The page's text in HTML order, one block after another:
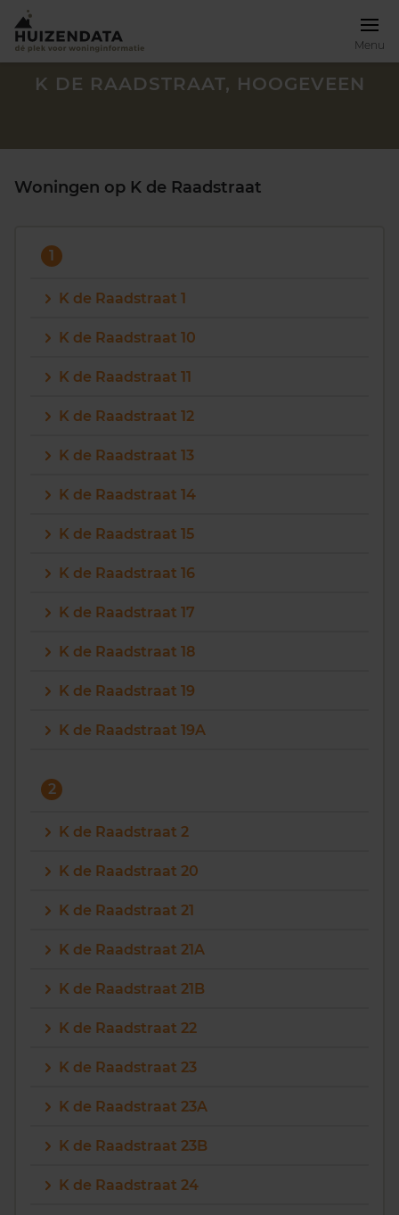
Menu
Maandag t/m vrijdag - 08:00 -18:00
K DE RAADSTRAAT, HOOGEVEEN
Woningen op K de Raadstraat
1
K de Raadstraat 1
K de Raadstraat 10
K de Raadstraat 11
K de Raadstraat 12
K de Raadstraat 13
K de Raadstraat 14
K de Raadstraat 15
K de Raadstraat 16
K de Raadstraat 17
K de Raadstraat 18
K de Raadstraat 19
K de Raadstraat 19A
2
K de Raadstraat 2
K de Raadstraat 20
K de Raadstraat 21
K de Raadstraat 21A
K de Raadstraat 21B
K de Raadstraat 22
K de Raadstraat 23
K de Raadstraat 23A
K de Raadstraat 23B
K de Raadstraat 24